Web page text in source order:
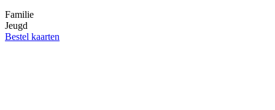
Familie
Jeugd
Bestel kaarten